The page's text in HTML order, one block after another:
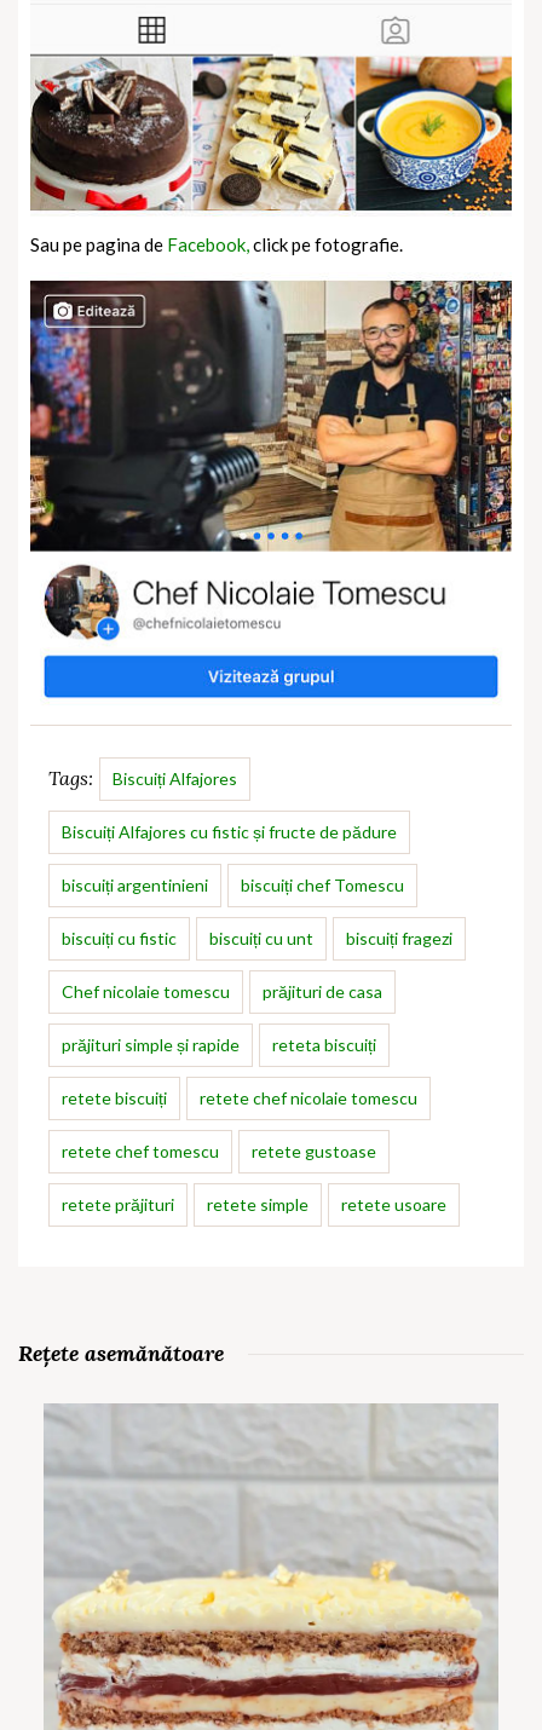
Sau pe pagina de Facebook,click pe fotografie.
Tags: Biscuiți Alfajores
Biscuiți Alfajores cu fistic și fructe de pădure
biscuiți argentinieni biscuiți chef Tomescu
biscuiți cu fistic biscuiți cu unt biscuiți fragezi
Chef nicolaie tomescu prăjituri de casa
prăjituri simple și rapide reteta biscuiți
retete biscuiți retete chef nicolaie tomescu
retete chef tomescu retete gustoase
retete prăjituri retete simple retete usoare
Rețete asemănătoare